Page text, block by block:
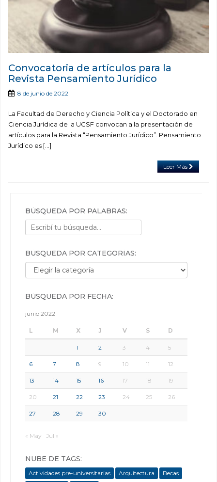
Convocatoria de artículos para la
Revista Pensamiento Jurídico
8 de junio de 2022
La Facultad de Derecho y Ciencia Política y el Doctorado en
Ciencia Jurídica de la UCSF convocan a la presentación de
artículos para la Revista “Pensamiento Jurídico”. Pensamiento
Jurídico es […]
Leer Más
BÚSQUEDA POR PALABRAS:
BÚSQUEDA POR CATEGORÍAS:
Búsqueda por categorías:
BÚSQUEDA POR FECHA:
junio 2022
L M X J V S D
1 2 3 4 5
6 7 8 9 10 11 12
13 14 15 16 17 18 19
20 21 22 23 24 25 26
27 28 29 30
« May Jul »
NUBE DE TAGS:
Actividades pre-universitarias Arquitectura
Becas